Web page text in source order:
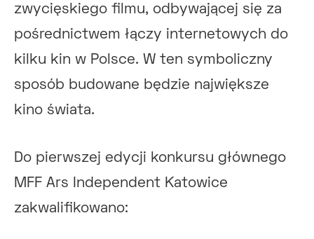
zwycięskiego filmu, odbywającej się za
pośrednictwem łączy internetowych do
kilku kin w Polsce. W ten symboliczny
sposób budowane będzie największe
kino świata.
Do pierwszej edycji konkursu głównego
MFF Ars Independent Katowice
zakwalifikowano: